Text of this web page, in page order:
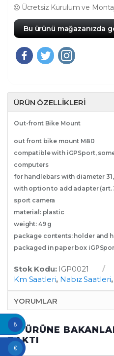
Ücretsiz Kurulum ve
Bu ürünü mağazanızda
ÜRÜN ÖZELLIKLERI
Out-front Bike Mount
out front bike mount M80
compatible with iGPSport,
computers
for handlebars with diameter
with option to add adapter
sport camera
material: plastic
weight: 49 g
package contents: holder and
packaged in paper box
Stok Kodu: IGP0021
Km Saatleri, Nabız Saatleri,
YORUMLAR
BU ÜRÜNE
BAKTI
₺
€